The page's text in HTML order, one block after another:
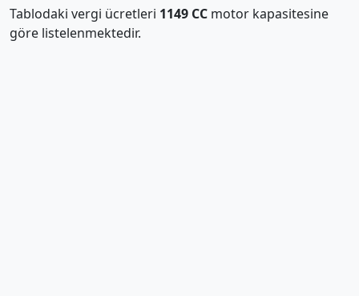
Tablodaki vergi ücretleri 1149 CC motor kapasitesine
göre listelenmektedir.